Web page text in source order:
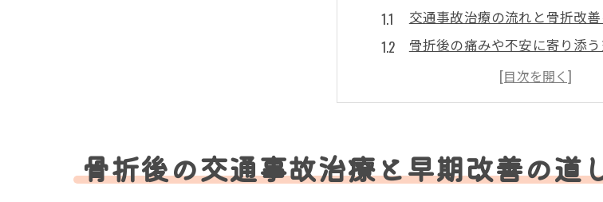
交通事故治療の流れと骨折改
骨折後の痛みや不安に寄り添
症状別にみる骨折時の交通事
早期回復を目指す交通事故治
博多区春町で交通事故治療に向き合
博多区春町で選ぶ交通事故治
骨折後の交通事故治療と早期改善の道